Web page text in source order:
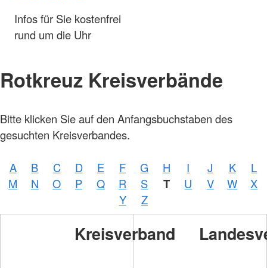
Infos für Sie kostenfrei
rund um die Uhr
Rotkreuz Kreisverbände
Bitte klicken Sie auf den Anfangsbuchstaben des
gesuchten Kreisverbandes.
A B C D E F G H I J K
L
M
N O P Q R S T U V W
X
Y
Z
Kreisverband